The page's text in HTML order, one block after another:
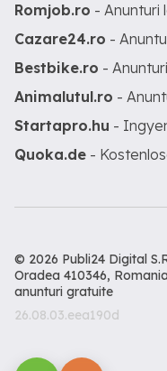
Romjob.ro - Anunturi
Cazare24.ro -
Bestbike.ro -
Animalutul.ro -
Startapro.hu -
Quoka.de -
© 2026 Publi24 Digital
Oradea 410346,
anunturi gratuite
26.08.03.eea190d